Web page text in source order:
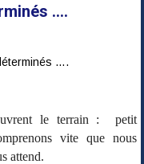
….
le terrain : petit
vite que nous
attend.